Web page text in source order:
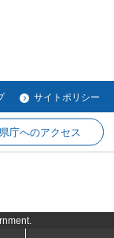
サイトポリシー
県庁へのアクセス